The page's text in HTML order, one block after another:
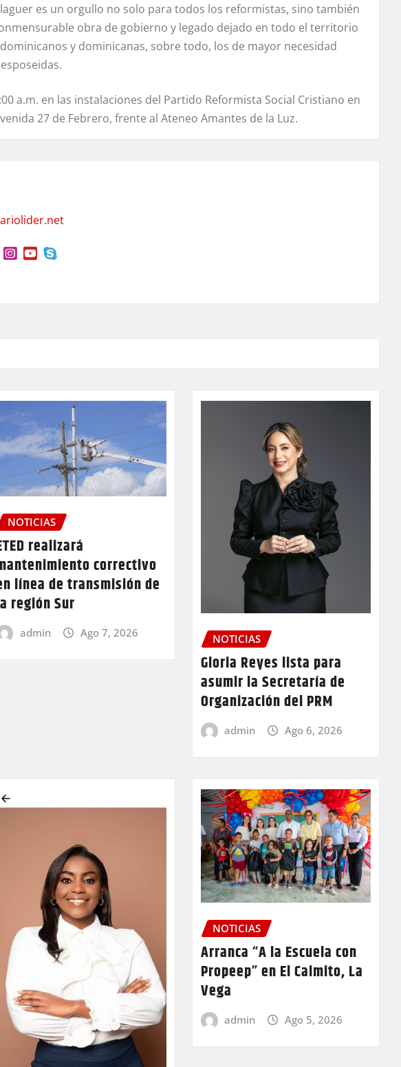
es un orgullo no solo para todos los reformistas, sino también
obra de gobierno y legado dejado en todo el territorio
y dominicanas, sobre todo, los de mayor necesidad
a.m. en las instalaciones del Partido Reformista Social Cristiano en
27 de Febrero, frente al Ateneo Amantes de la Luz.
NOTICIAS
realizará
correctivo
línea de transmisión de
región Sur
admin Ago 7, 2026 NOTICIAS
Gloria Reyes lista para
asumir la Secretaría de
Organización del PRM
admin Ago 6, 2026
NOTICIAS
Arranca “A la Escuela con
Propeep” en El Caimito, La
Vega
admin Ago 5, 2026